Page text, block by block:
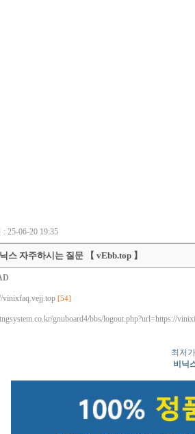
: 25-06-20 19:35
스 자주하시는 질문 【 vEbb.top 】
vinixfaq.vejj.top [54]
gnuboard4/bbs/logout.php?url=https://
최저
비닉